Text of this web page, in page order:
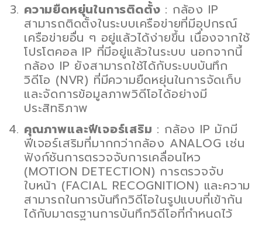
ความยืดหยุ่นในการติดตั้ง : กล้อง IP
สามารถติดตั้งในระบบเครือข่ายที่มีอุปกรณ์
เครือข่ายอื่น ๆ อยู่แล้วได้ง่ายขึ้น เนื่องจากใช้
โปรโตคอล IP ที่มีอยู่แล้วในระบบ นอกจากนี้
กล้อง IP ยังสามารถใช้ได้กับระบบบันทึก
วิดีโอ (NVR) ที่มีความยืดหยุ่นในการจัดเก็บ
และจัดการข้อมูลภาพวิดีโอได้อย่างมี
ประสิทธิภาพ
คุณภาพและฟีเจอร์เสริม : กล้อง IP มักมี
ฟีเจอร์เสริมที่มากกว่ากล้อง ANALOG เช่น
ฟังก์ชันการตรวจจับการเคลื่อนไหว
(MOTION DETECTION) การตรวจจับ
ใบหน้า (FACIAL RECOGNITION) และความ
สามารถในการบันทึกวิดีโอในรูปแบบที่เข้ากัน
ได้กับมาตรฐานการบันทึกวิดีโอที่กำหนดไว้